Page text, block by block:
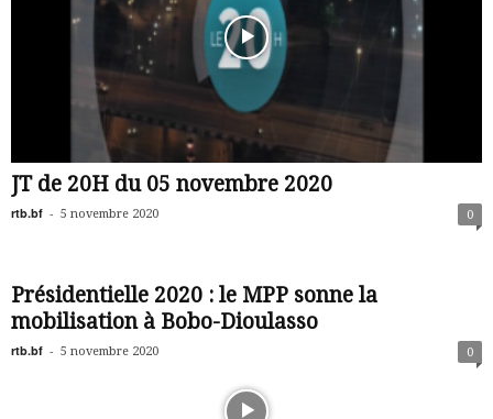
JT de 20H du 05 novembre 2020
rtb.bf - 5 novembre 2020 0
Présidentielle 2020 : le MPP sonne la
mobilisation à Bobo-Dioulasso
rtb.bf - 5 novembre 2020 0